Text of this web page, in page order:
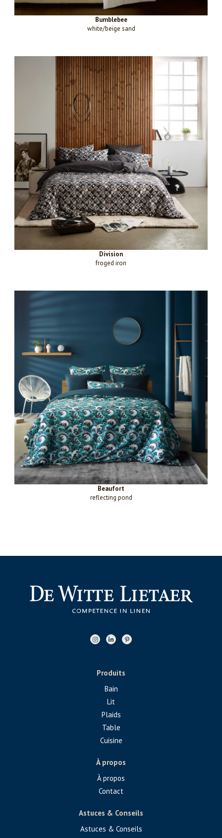
Bumblebee
white/beige sand
Division
froged iron
Beaufort
reflecting pond
Produits
Bain
Lit
Plaids
Table
Cuisine
À propos
À propos
Contact
Astuces & Conseils
Astuces & Conseils